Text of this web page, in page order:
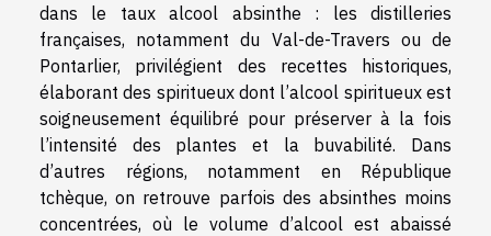
dans le taux alcool absinthe : les distilleries
françaises, notamment du Val-de-Travers ou de
Pontarlier, privilégient des recettes historiques,
élaborant des spiritueux dont l’alcool spiritueux est
soigneusement équilibré pour préserver à la fois
l’intensité des plantes et la buvabilité. Dans
d’autres régions, notamment en République
tchèque, on retrouve parfois des absinthes moins
concentrées, où le volume d’alcool est abaissé